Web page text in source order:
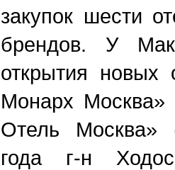
закупок шести
брендов. У
открытия новых
Монарх Москва»
Отель Москва»
года г-н